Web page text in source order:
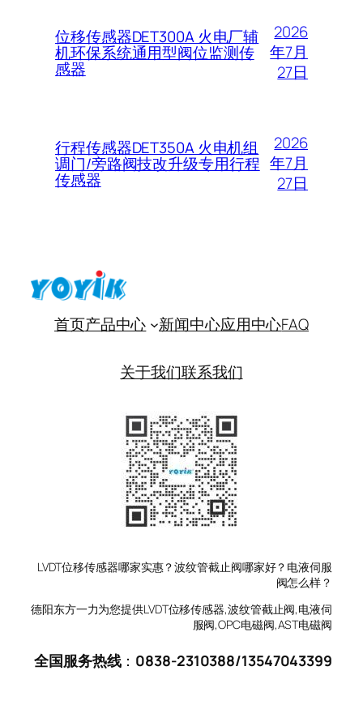
位移传感器DET300A 火电厂辅
机环保系统通用型阀位监测传
感器
2026
年7月
27日
行程传感器DET350A 火电机组
调门/旁路阀技改升级专用行程
传感器
2026
年7月
27日
首页产品中心 新闻中心应用中心FAQ
关于我们联系我们
LVDT位移传感器哪家实惠？波纹管截止阀哪家好？电液伺服
阀怎么样？
德阳东方一力为您提供LVDT位移传感器,波纹管截止阀,电液伺
服阀,OPC电磁阀,AST电磁阀
全国服务热线： 0838-2310388/13547043399